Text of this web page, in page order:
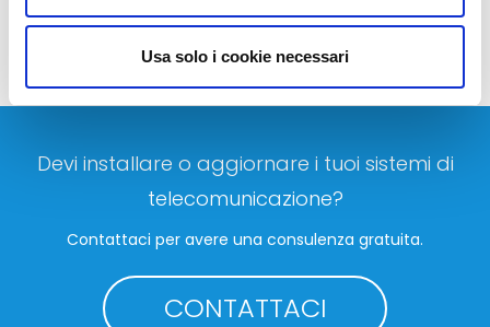
Usa solo i cookie necessari
Devi installare o aggiornare i tuoi sistemi di
telecomunicazione?
Contattaci per avere una consulenza gratuita.
CONTATTACI